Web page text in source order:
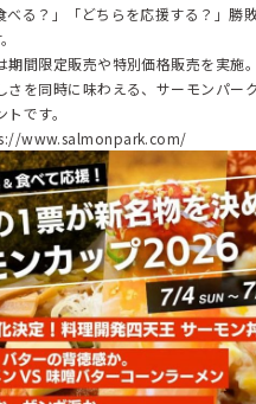
べる？」「どちらを応援する？」勝
期間限定販売や特別価格販売を実施
さを同時に味わえる、サーモンパー
です。
www.salmonpark.com/